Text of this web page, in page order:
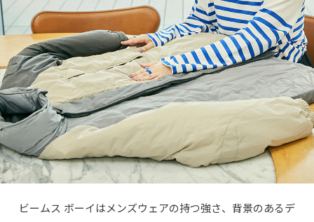
ビームス ボーイはメンズウェアの持つ強さ、背景のあるデ